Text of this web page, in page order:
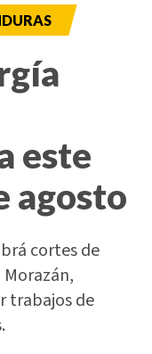
este
agosto
cortes de
trabajos de